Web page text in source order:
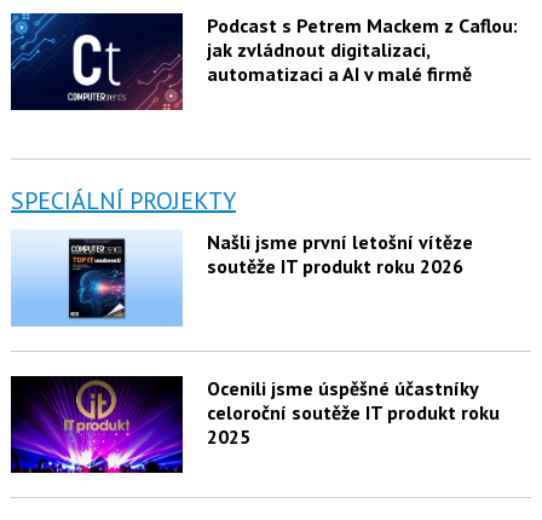
Podcast s Petrem Mackem z Caflou:
jak zvládnout digitalizaci,
automatizaci a AI v malé firmě
SPECIÁLNÍ PROJEKTY
Našli jsme první letošní vítěze
soutěže IT produkt roku 2026
Ocenili jsme úspěšné účastníky
celoroční soutěže IT produkt roku
2025